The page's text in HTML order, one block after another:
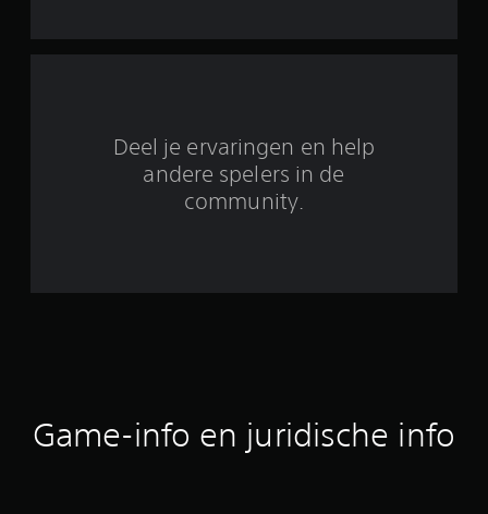
i
b
o
Deel je ervaringen en help
andere spelers in de
community.
Game-info en juridische info